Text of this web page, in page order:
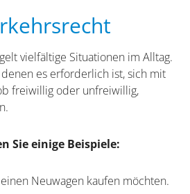
vielfältige Situationen im Alltag.
es erforderlich ist, sich mit
freiwillig oder unfreiwillig,
Sie einige Beispiele:
Neuwagen kaufen möchten.